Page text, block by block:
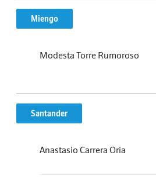
Miengo
Modesta Torre Rumoroso
Santander
Anastasio Carrera Oria